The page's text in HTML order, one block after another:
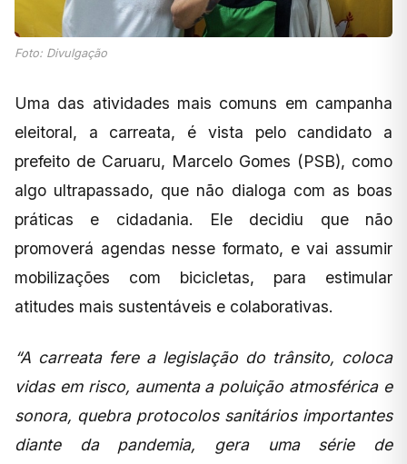
Foto: Divulgação
Uma das atividades mais comuns em campanha
eleitoral, a carreata, é vista pelo candidato a
prefeito de Caruaru, Marcelo Gomes (PSB), como
algo ultrapassado, que não dialoga com as boas
práticas e cidadania. Ele decidiu que não
promoverá agendas nesse formato, e vai assumir
mobilizações com bicicletas, para estimular
atitudes mais sustentáveis e colaborativas.
“A carreata fere a legislação do trânsito, coloca
vidas em risco, aumenta a poluição atmosférica e
sonora, quebra protocolos sanitários importantes
diante da pandemia, gera uma série de